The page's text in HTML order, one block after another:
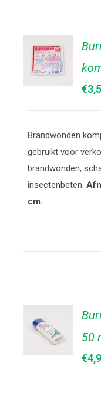
DETAILS
€
Brandwonden
gebruikt voor
brandwonden,
insectenbeten.
cm.
50
€